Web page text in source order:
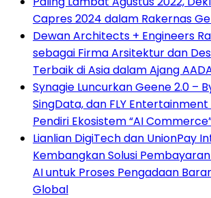
Capres 2024 dalam Rakernas
Dewan Architects + Engineers
sebagai Firma Arsitektur dan
Terbaik di Asia dalam Ajang
Synagie Luncurkan Geene 2.0 –
SingData, dan FLY Entertainment
Pendiri Ekosistem “AI
Lianlian DigiTech dan UnionPay
Kembangkan Solusi
AI untuk Proses Pengadaan
Global